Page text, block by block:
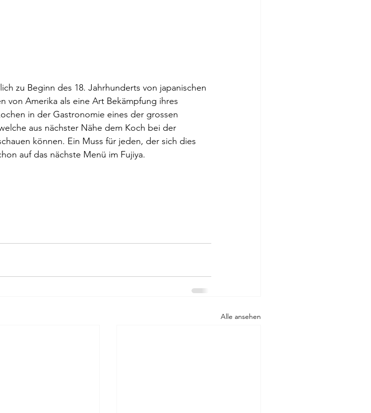
zu Beginn des 18. Jahrhunderts von japanischen
von Amerika als eine Art Bekämpfung ihres
in der Gastronomie eines der grossen
aus nächster Nähe dem Koch bei der
können. Ein Muss für jeden, der sich dies
auf das nächste Menü im Fujiya.
Alle ansehen